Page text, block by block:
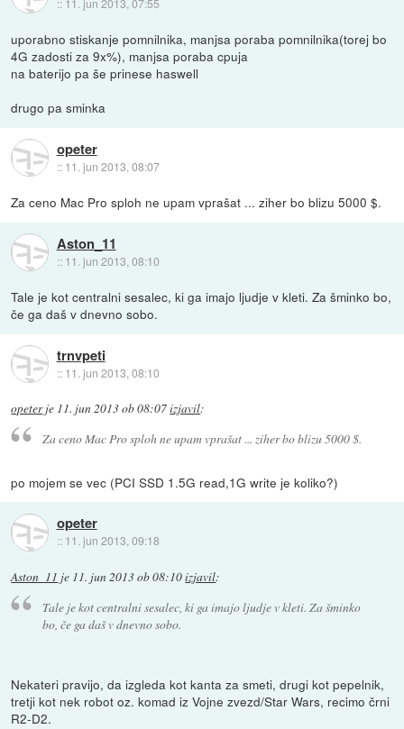
uporabno stiskanje pomnilnika, manjsa poraba pomnilnika(torej bo
4G zadosti za 9x%), manjsa poraba cpuja
na baterijo pa še prinese haswell
drugo pa sminka
opeter
:: 11. jun 2013, 08:07
Za ceno Mac Pro sploh ne upam vprašat ... ziher bo blizu 5000 $.
Aston_11
:: 11. jun 2013, 08:10
Tale je kot centralni sesalec, ki ga imajo ljudje v kleti. Za šminko bo,
če ga daš v dnevno sobo.
trnvpeti
:: 11. jun 2013, 08:10
opeterje 11. jun 2013 ob 08:07izjavil:
Za ceno Mac Pro sploh ne upam vprašat ... ziher bo blizu 5000 $.
po mojem se vec (PCI SSD 1.5G read,1G write je koliko?)
opeter
:: 11. jun 2013, 09:18
Aston_11 je 11. jun 2013 ob 08:10izjavil:
Tale je kot centralni sesalec, ki ga imajo ljudje v kleti. Za šminko
bo, če ga daš v dnevno sobo.
Nekateri pravijo, da izgleda kot kanta za smeti, drugi kot pepelnik,
tretji kot nek robot oz. komad iz Vojne zvezd/Star Wars, recimo črni
R2-D2.